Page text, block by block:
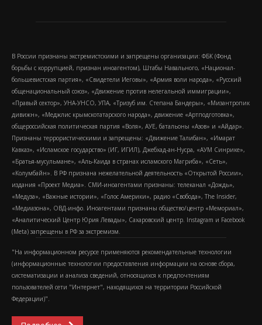
В России признаны экстремистскими и запрещены организации: ФБК (Фонд
борьбы с коррупцией, признан иноагентом), Штабы Навального, «Национал-
большевистская партия», «Свидетели Иеговы», «Армия воли народа», «Русский
общенациональный союз», «Движение против нелегальной иммиграции»,
«Правый сектор», УНА-УНСО, УПА, «Тризуб им. Степана Бандеры», «Мизантропик
дивижн», «Меджлис крымскотатарского народа», движение «Артподготовка»,
общероссийская политическая партия «Воля», АУЕ, батальоны «Азов» и «Айдар».
Признаны террористическими и запрещены: «Движение Талибан», «Имарат
Кавказ», «Исламское государство» (ИГ, ИГИЛ), Джебхад-ан-Нусра, «АУМ Синрике»,
«Братья-мусульмане», «Аль-Каида в странах исламского Магриба», «Сеть»,
«Колумбайн». В РФ признана нежелательной деятельность «Открытой России»,
издания «Проект Медиа». СМИ-иноагентами признаны: телеканал «Дождь»,
«Медуза», «Важные истории», «Голос Америки», радио «Свобода», The Insider,
«Медиазона», ОВД-инфо. Иноагентами признаны общество/центр «Мемориал»,
«Аналитический Центр Юрия Левады», Сахаровский центр. Instagram и Facebook
(Metа) запрещены в РФ за экстремизм.
"На информационном ресурсе применяются рекомендательные технологии
(информационные технологии предоставления информации на основе сбора,
систематизации и анализа сведений, относящихся к предпочтениям
пользователей сети "Интернет", находящихся на территории Российской
Федерации)".